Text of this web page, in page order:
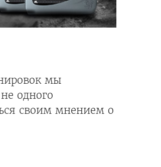
мы
одного
своим мнением о